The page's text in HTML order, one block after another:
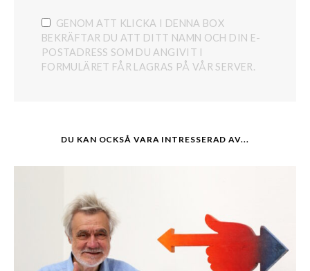
GENOM ATT KLICKA I DENNA BOX
BEKRÄFTAR DU ATT DITT NAMN OCH DIN E-
POSTADRESS SOM DU ANGIVIT I
FORMULÄRET FÅR LAGRAS PÅ VÅR SERVER.
DU KAN OCKSÅ VARA INTRESSERAD AV...